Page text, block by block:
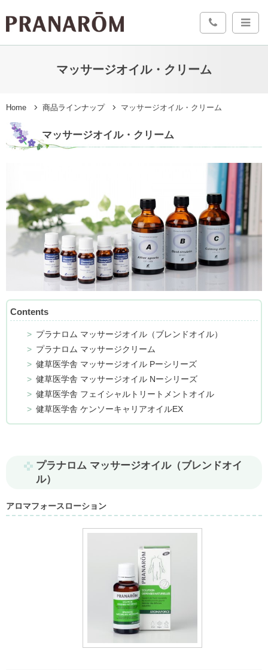
マッサージオイル・クリーム
Home 商品ラインナップ マッサージオイル・クリーム
マッサージオイル・クリーム
Contents
プラナロム マッサージオイル（ブレンドオイル）
プラナロム マッサージクリーム
健草医学舎 マッサージオイル Pーシリーズ
健草医学舎 マッサージオイル Nーシリーズ
健草医学舎 フェイシャルトリートメントオイル
健草医学舎 ケンソーキャリアオイルEX
プラナロム マッサージオイル（ブレンドオイ
ル）
アロマフォースローション